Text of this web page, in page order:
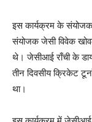
इस कार्यक्रम के
संयोजक जेसी विवेक
थे। जेसीआई राँची के
तीन दिवसीय क्रिकेट
था।